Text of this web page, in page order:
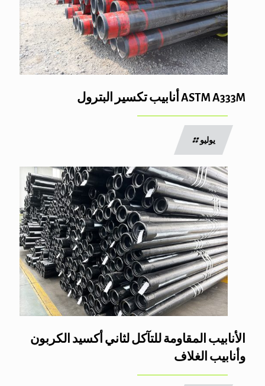
ASTM A333M أنابيب تكسير البترول
يوليو
الأنابيب المقاومة للتآكل لثاني أكسيد الكربون
وأنابيب الغلاف